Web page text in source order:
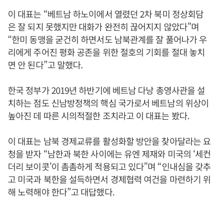
이 대표는 “베트남 하노이에서 열렸던 2차 북미 정상회담
은 잘 되지 못했지만 대화가 완전히 끊어지지 않았다”며
“한미 동맹을 굳건히 하면서도 남북관계를 잘 풀어나가 우
리에게 주어진 평화 공존을 위한 절호의 기회를 절대 놓치
면 안 된다”고 말했다.
한국 정부가 2019년 하반기에 베트남 다낭 총영사관을 설
치하는 점도 신남방정책의 핵심 국가로서 베트남의 위상이
높아진 데 따른 시의적절한 조치라고 이 대표는 봤다.
이 대표는 남북 경제교류를 활성화할 방안을 찾아달라는 요
청을 받자 “남한과 북한 사이에는 유엔 제재와 미국의 ‘세컨
더리 보이콧’이 촘촘하게 적용되고 있다”며 “인내심을 갖추
고 미국과 북한을 설득하면서 경제협력 여건을 마련하기 위
해 노력해야 한다”고 대답했다.